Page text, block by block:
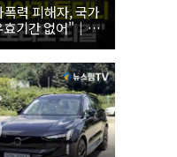
력 피해자, 국가
기간 없어"｜
로 오찬